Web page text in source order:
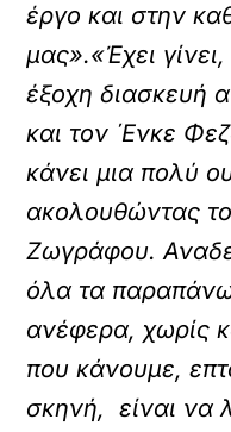
έργο και στην
μας».«Έχει
έξοχη διασκευή
και τον ΄Ενκε
κάνει μια πολύ
ακολουθώντας
Ζωγράφου.
όλα τα
ανέφερα, χωρίς
που κάνουμε,
σκηνή, είναι να